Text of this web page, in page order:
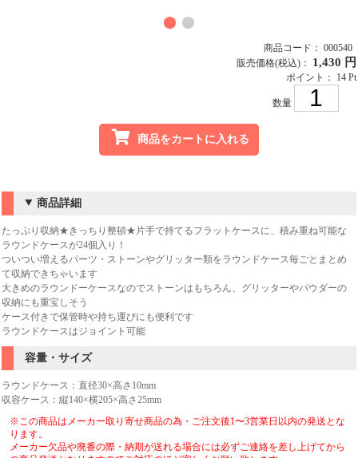
商品コード： 000540
販売価格(税込)： 1,430 円
ポイント： 14 Pt
数量
商品をカートに入れる
商品詳細
たっぷり収納★きっちり整頓★片手で持てるフラットケースに、積み重ね可能な
ラウンドケースが24個入り！
ついつい増えるパーツ・ストーンやグリッター類をラウンドケース毎ごとまとめ
て収納できちゃいます
大きめのラウンドーケースなのでストーンはもちろん、グリッターやパウダーの
収納にも重宝しそう
ケース付きで保管時や持ち運びにも便利です
ラウンドケースはジョイント可能
容量・サイズ
ラウンドケース：直径30×高さ10mm
収容ケース：縦140×横205×高さ25mm
※この商品はメーカー取り寄せ商品の為・ご注文後1〜3営業日以内の発送とな
ります。
メーカー欠品や廃番の際・納期が送れる場合には必ずご連絡を差し上げてから